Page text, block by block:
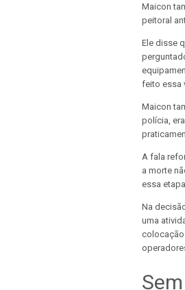
Maicon
peitoral
Ele disse
feito essa
Maicon
polícia,
A fala
a morte
essa
Na
uma
colocação